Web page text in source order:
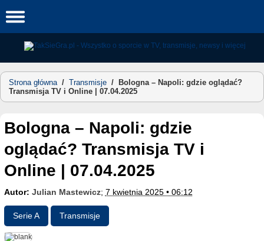
to
Strona główna/ Transmisje /
Bologna – Napoli: gdzie oglądać?
Transmisja TV i Online | 07.04.2025
Bologna – Napoli: gdzie
oglądać? Transmisja TV i
Online | 07.04.2025
Autor: Julian Mastewicz; 7 kwietnia 2025 • 06:12
Serie A Transmisje